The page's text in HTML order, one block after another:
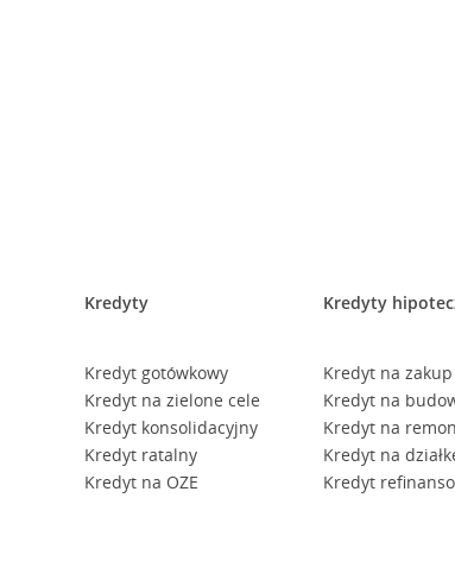
Kredyty
Kredyt gotówkowy
Kredyt na zielone cele
Kredyt konsolidacyjny
Kredyt ratalny
Kredyt na OZE
Kredyty
Kredyt na
Kredyt na
Kredyt na
Kredyt na
Kredyt